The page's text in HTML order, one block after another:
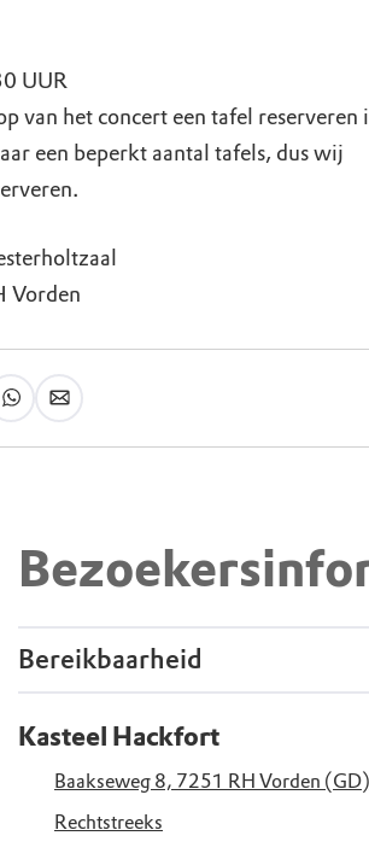
UUR
van het concert een tafel reserveren
een beperkt aantal tafels, dus wij
Vorden
Bereikbaarheid
Kasteel Hackfort
Baakseweg 8, 7251 RH Vorden (GD)
Rechtstreeks